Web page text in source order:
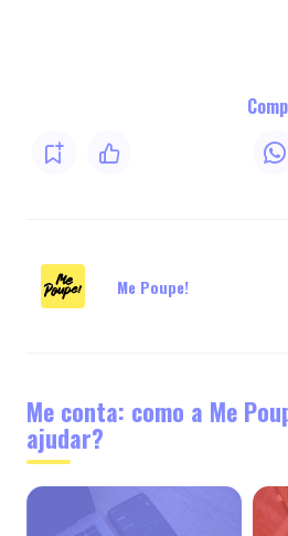
Me Poupe!
Me conta: como a Me
ajudar?